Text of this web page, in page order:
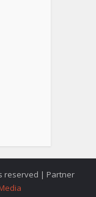
reserved | Partner